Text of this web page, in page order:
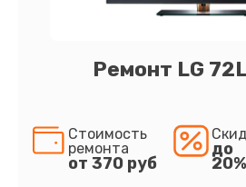
Ремонт LG
Стоимость
ремонта
от 370 руб
до
20%